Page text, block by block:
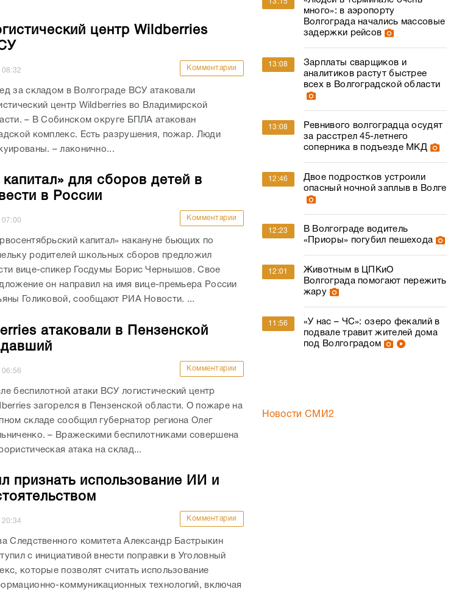
центр Wildberries во Владимирской
– В Собинском округе БПЛА атакован
– лаконично...
для сборов детей в
в России
07:00 Комментарии
родителей школьных сборов предложил
вице-спикер Госдумы Борис Чернышов. Свое
Голиковой, сообщают РИА Новости. ...
атаковали в Пензенской
Комментарии
загорелся в Пензенской области. О пожаре на
складе сообщил губернатор региона Олег
– Вражескими беспилотниками совершена
атака на склад...
признать использование ИИ и
Комментарии
с инициативой внести поправки в Уголовный
которые позволят считать использование
и искусственный интеллект, отягчающим
бойцов СВО и их семьи
всех в Волгоградской области
Ревнивого волгоградца осудят
за расстрел 45-летнего
соперника в подъезде МКД
Двое подростков устроили
опасный ночной заплыв в Волге
В Волгограде водитель
«Приоры» погубил пешехода
Животным в ЦПКиО
Волгограда помогают пережить
жару
«У нас – ЧС»: озеро фекалий в
подвале травит жителей дома
под Волгоградом
Новости СМИ2